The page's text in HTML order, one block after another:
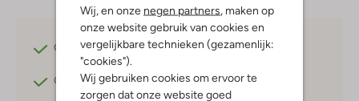
Wij, en onze negen partners , maken op
onze website gebruik van cookies en
vergelijkbare technieken (gezamenlijk:
"cookies").
Wij gebruiken cookies om ervoor te
zorgen dat onze website goed
Gratis verzendingvanaf €75,-
Gratis retournerenbinnen 30 dagen*